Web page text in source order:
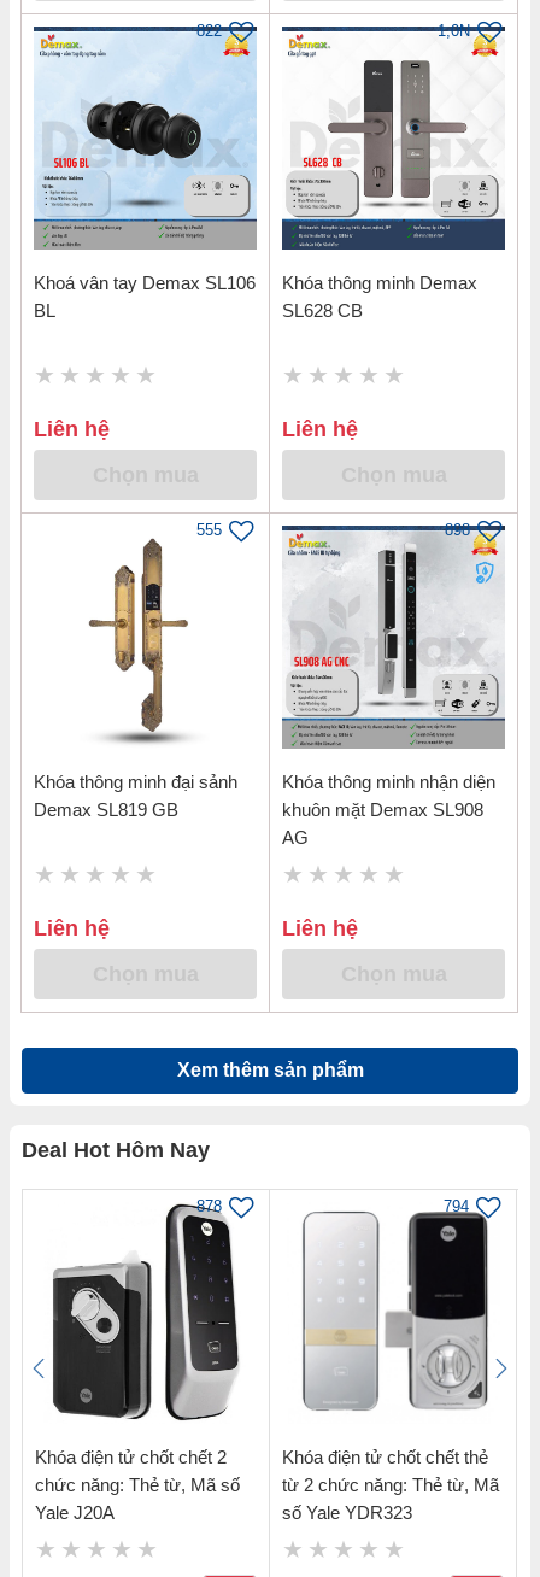
822
Khoá vân tay Demax SL106
BL
Liên hệ
1,0N
Khóa thông minh Demax
SL628 CB
Liên hệ
555
Khóa thông minh đại sảnh
Demax SL819 GB
Liên hệ
898
Khóa thông minh nhận diện
khuôn mặt Demax SL908
AG
Liên hệ
Xem thêm sản phẩm
Deal Hot Hôm Nay
878
Khóa điện tử chốt chết 2
chức năng: Thẻ từ, Mã số
Yale J20A
794
Khóa điện tử chốt chết thẻ
từ 2 chức năng: Thẻ từ, Mã
số Yale YDR323